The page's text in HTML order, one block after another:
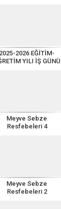
2025-2026 EĞİTİM-
YILI İŞ GÜNÜ
Meyve Sebze
Resfebeleri 4
Meyve Sebze
Resfebeleri 2